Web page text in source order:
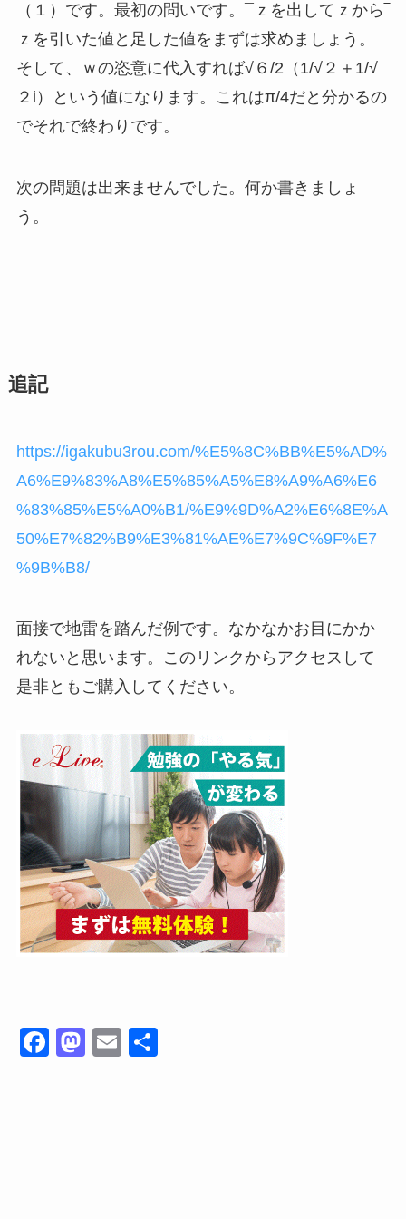
（１）です。最初の問いです。¯ｚを出してｚから‾
ｚを引いた値と足した値をまずは求めましょう。
そして、ｗの恣意に代入すれば√６/2（1/√２＋1/√
２i）という値になります。これはπ/4だと分かるの
でそれで終わりです。
次の問題は出来ませんでした。何か書きましょ
う。
追記
https://igakubu3rou.com/%E5%8C%BB%E5%AD%
A6%E9%83%A8%E5%85%A5%E8%A9%A6%E6
%83%85%E5%A0%B1/%E9%9D%A2%E6%8E%A
50%E7%82%B9%E3%81%AE%E7%9C%9F%E7
%9B%B8/
面接で地雷を踏んだ例です。なかなかお目にかか
れないと思います。このリンクからアクセスして
是非ともご購入してください。
F
M
E